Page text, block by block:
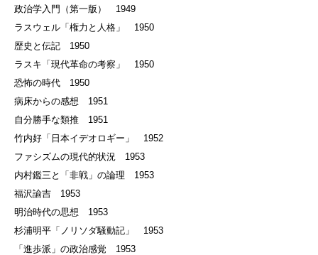
政治学入門（第一版） 1949
ラスウェル「権力と人格」 1950
歴史と伝記 1950
ラスキ「現代革命の考察」 1950
恐怖の時代 1950
病床からの感想 1951
自分勝手な類推 1951
竹内好「日本イデオロギー」 1952
ファシズムの現代的状況 1953
内村鑑三と「非戦」の論理 1953
福沢諭吉 1953
明治時代の思想 1953
杉浦明平「ノリソダ騒動記」 1953
「進歩派」の政治感覚 1953